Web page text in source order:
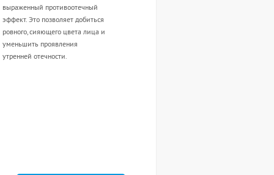
выраженный противоотечный
эффект. Это позволяет добиться
ровного, сияющего цвета лица и
уменьшить проявления
утренней отечности.